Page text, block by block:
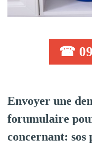
☎ 09
Envoyer une
forumulaire
concernant: